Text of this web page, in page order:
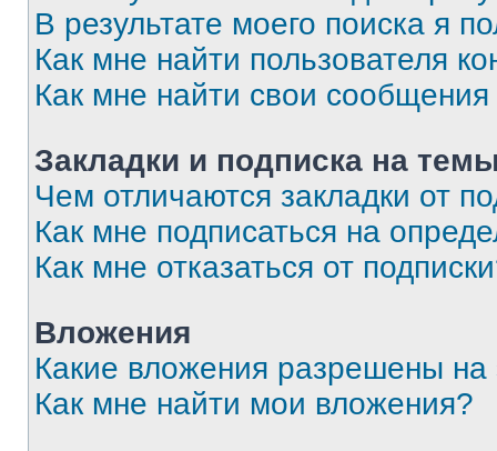
В результате моего поиска я
Как мне найти пользователя
Как мне найти свои
Закладки и подписка на
Чем отличаются закладки от
Как мне подписаться на
Как мне отказаться от
Вложения
Какие вложения разрешены
Как мне найти мои вложения?